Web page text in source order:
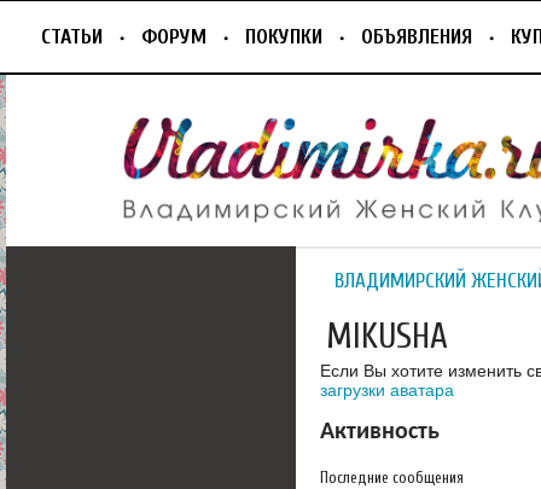
СТАТЬИ ФОРУМ ПОКУПКИ ОБЪЯВЛЕНИЯ
ВЛАДИМИРСКИЙ
MIKUSHA
Если Вы хотите изменить
загрузки аватара
Активность
Последние сообщения